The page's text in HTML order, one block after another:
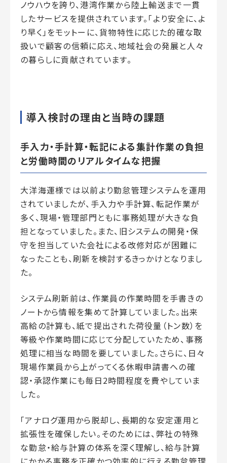
ノウハウを誇り、港湾作業から陸上輸送まで一貫
したサービスを提供されています。「より安全に、よ
り早く」をモットーに、貨物特性に応じた的確な取
扱いで顧客の信頼に応え、地域社会の発展と人々
の暮らしに貢献されています。
導入検討の理由と当時の課題
手入力・手計算・転記による集計作業の負担
と労働時間のリアルタイムな把握
大洋海運様では以前より勤怠管理システムを運用
されていましたが、手入力や手計算、転記作業が
多く、現場・管理部門ともに事務処理が大きな負
担となっていました。また、旧システムの開発・保
守を担当していた会社による改修対応が困難に
なったことも、刷新を検討するきっかけとなりまし
た。
システム刷新前は、作業員の作業時間を手書きの
ノートから情報を集めて計算していました。出来
高給の計算も、紙で提出された荷役量（トン数）を
等級や作業時間に応じて分配していたため、事務
処理に相当な時間を要していました。さらに、日々
現場作業員から上がってくる休暇申請書への確
認・承認作業にも毎日2時間程度を費やしていま
した。
「アナログ運用から脱却し、長期的な安定運用と
拡張性を確保したい。そのためには、弊社の特殊
な勤怠・給与計算の体系を深く理解し、給与計算